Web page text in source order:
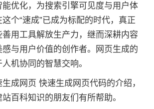
优化，为搜索引擎可见度与用户体
个“速成”已成为标配的时代，真正
用工具解放生产力，继而深耕内容
与用户价值的创作者。网页生成的
机协同的智慧交响。
成网页 快速生成网页代码的介绍，
百科知识的朋友们有所帮助。